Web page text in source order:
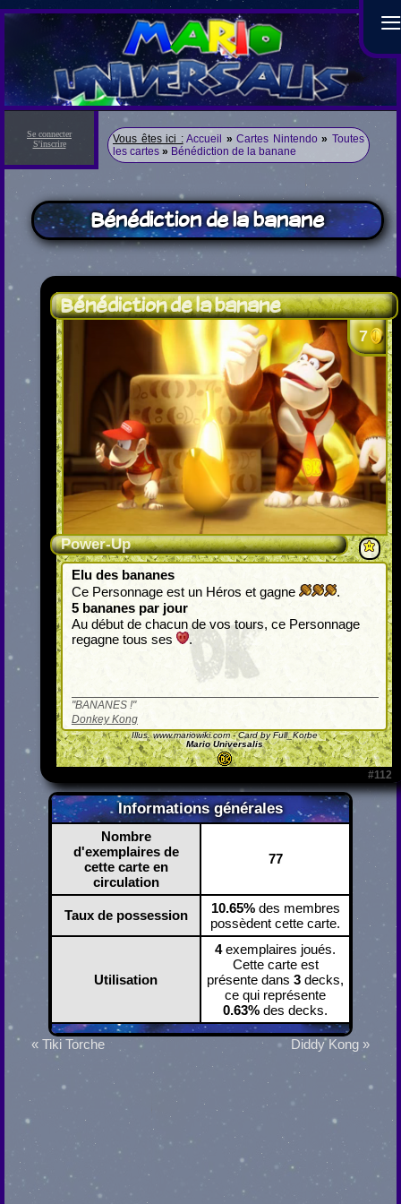
≡
Se connecter
S'inscrire
Vous êtes ici : Accueil » Cartes Nintendo » Toutes
les cartes » Bénédiction de la banane
Bénédiction de la banane
#112
Bénédiction de la banane
7
Power-Up
Elu des bananes
Ce Personnage est un Héros et gagne
.
5 bananes par jour
Au début de chacun de vos tours, ce Personnage
regagne tous ses
.
BANANES !
Donkey Kong
Illus.www.mariowiki.com- Card by Full_Korbe
Mario Universalis
Informations générales
Nombre
d'exemplaires de
cette carte en
circulation
77
Taux de possession 10.65%des membres
possèdent cette carte.
Utilisation
4exemplaires joués.
Cette carte est
présente dans 3 decks,
ce qui représente
0.63% des decks.
« Tiki Torche Diddy Kong »